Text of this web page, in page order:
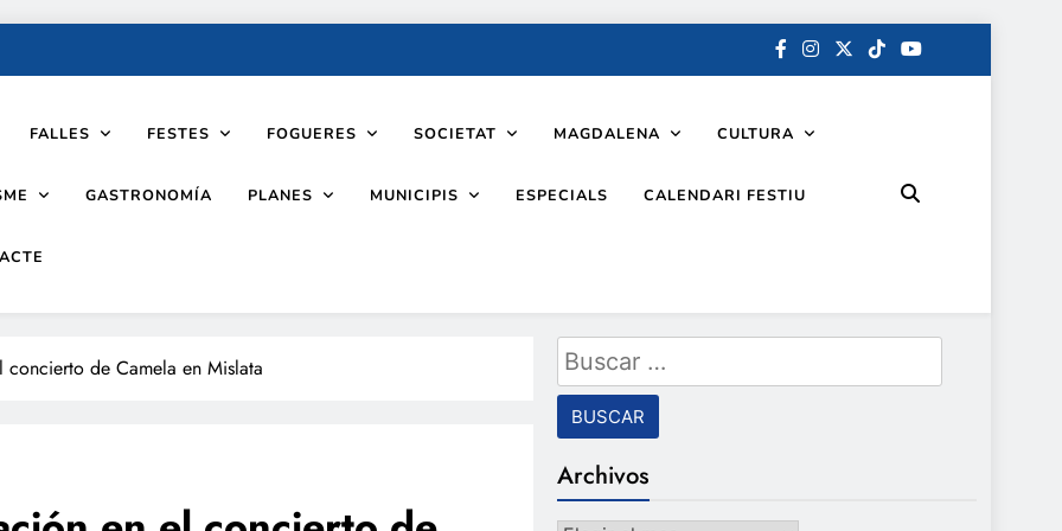
FALLES FESTES FOGUERES SOCIETAT MAGDALENA CULTURA
GASTRONOMÍA PLANES MUNICIPIS ESPECIALS CALENDARI FESTIU
de Camela en Mislata
Buscar:
Archivos